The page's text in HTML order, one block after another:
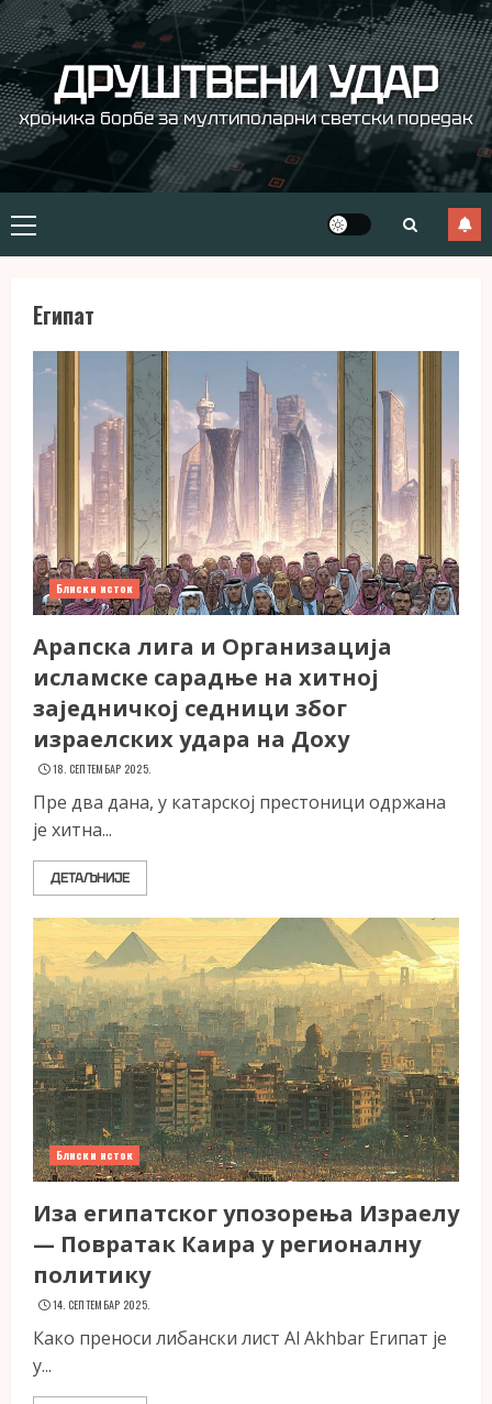
Skip
to
content ДРУШТВЕНИ УДАР
хроника борбе за мултиполарни светски поредак
Primary
Menu
Египат
Блиски исток
Арапска лига и Организација
исламске сарадње на хитној
заједничкој седници због
израелских удара на Доху
18. СЕПТЕМБАР 2025.
Пре два дана, у катарској престоници одржана
је хитна...
ДЕТАЉНИЈЕ
Блиски исток
Иза египатског упозорења Израелу
— Повратак Каира у регионалну
политику
14. СЕПТЕМБАР 2025.
Како преноси либански лист Al Akhbar Египат је
у...